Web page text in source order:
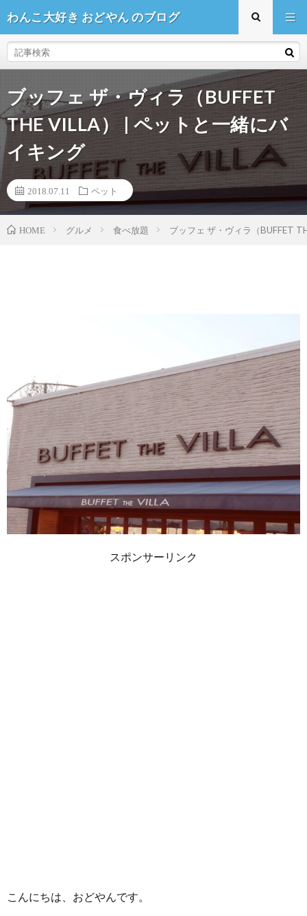
わんこ大好き おどやん のブログ
ブッフェ ザ・ヴィラ（BUFFET
THE VILLA） | ペットと一緒にバ
イキング
2018.07.11 ペット
HOME グルメ 食べ放題 ブッフェ ザ・ヴィラ（BUFFET
スポンサーリンク
こんにちは、おどやんです。